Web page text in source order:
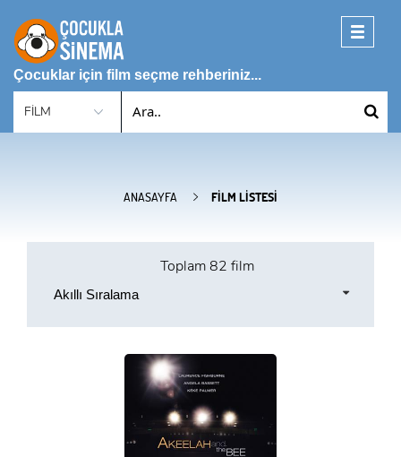
Toggle
Çocuklar için film seçme rehberiniz...
ANASAYFA FILM LISTESI
Toplam82 film
Akıllı Sıralama